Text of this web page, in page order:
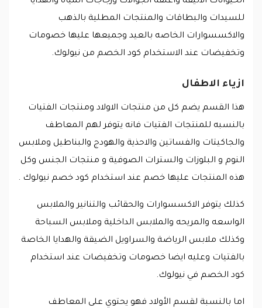
للسيدات والبطاقات والمنتجات المطلية بالذهب
والاكسسوارات الخاصه بالعيد وجميعها عليها خصومات
وتخفيضات عند الاستخدام كود الخصم من نيولوك.
ازياء الاطفال
هذا القسم يضم كل من منتجات الاولاد ومنتجات الفتيات
بالنسبه للمنتجات الفتيات فانه يتوفر لهم المعاطف
والجاكيتات والفساتين والاحذية والهودج والبناطيل وملابس
النوم و البلوزات والسترات الصوفية و منتجات الجنس وكل
هذه المنتجات عليها خصم عند استخدام كود خصم نيولوك .
كذلك يتوفر الاكسسوارات والحقائب والتنانير والملابس
الواسعه والمريحه والملابس الداخلية وملابس السباحة
وكذلك ملابس الرياضة والسراويل الضيقة والهدايا الخاصة
بالفتيات وعليه ايضا خصومات وتخفيضات عند استخدام
كود الخصم في نيولوك.
اما بالنسبة لقسم الأولاد فهو يحتوي على المعاطف